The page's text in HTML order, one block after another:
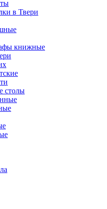
в Твери
книжные
столы